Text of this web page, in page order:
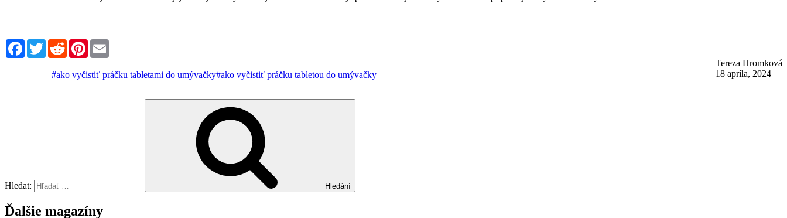
FacebookTwitterRedditPinterest
Tereza Hromková
18 apríla, 2024
#ako vyčistiť práčku tabletami do umývačky#ako vyčistiť práčku tabletou do umývačky
Hledat: Hledání
Ďalšie magazíny